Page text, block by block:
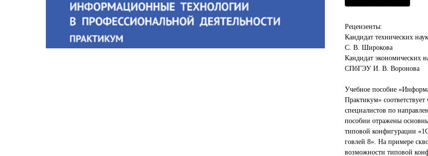
Рецензенты:
Кандидат технических
С. В. Широкова
Кандидат экономических
СПбГЭУ И. В. Воронова
Учебное пособие
Практикум»
специалистов по
пособии отражены
типовой конфигурации
говлей 8». На примере
возможности типовой